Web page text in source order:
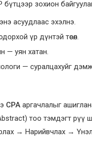
зохион
асуудлаас эхэлнэ.
үр дүнтэй төсөл.
— уян хатан.
— суралцахуйг
CPAаргачлалыг
тоо тэмдэгт рүү
→ Нарийвчлах →